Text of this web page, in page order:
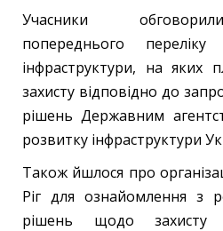
Учасники
попереднього переліку
інфраструктури, на яких
захисту відповідно до
рішень Державним
розвитку інфраструктури
Також йшлося про
Ріг для ознайомлення з
рішень щодо захисту